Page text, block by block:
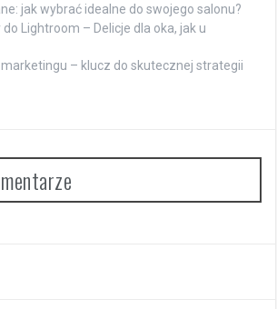
jak wybrać idealne do swojego salonu?
Lightroom – Delicje dla oka, jak u
– klucz do skutecznej strategii